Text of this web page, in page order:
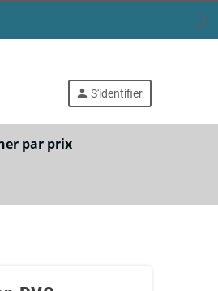
person S'identifier
par prix